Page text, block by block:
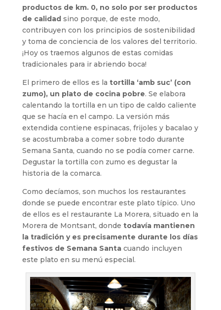
productos de km. 0, no solo por ser productos
de calidadsino porque, de este modo,
contribuyen con los principios de sostenibilidad
y toma de conciencia de los valores del territorio.
¡Hoy os traemos algunos de estas comidas
tradicionales para ir abriendo boca!
El primero de ellos es la tortilla ‘amb suc’ (con
zumo), un plato de cocina pobre. Se elabora
calentando la tortilla en un tipo de caldo caliente
que se hacía en el campo. La versión más
extendida contiene espinacas, frijoles y bacalao y
se acostumbraba a comer sobre todo durante
Semana Santa, cuando no se podía comer carne.
Degustar la tortilla con zumo es degustar la
historia de la comarca.
Como decíamos, son muchos los restaurantes
donde se puede encontrar este plato típico. Uno
de ellos es el restaurante La Morera, situado en la
Morera de Montsant, donde todavía mantienen
la tradición y es precisamente durante los días
festivos de Semana Santacuando incluyen
este plato en su menú especial.